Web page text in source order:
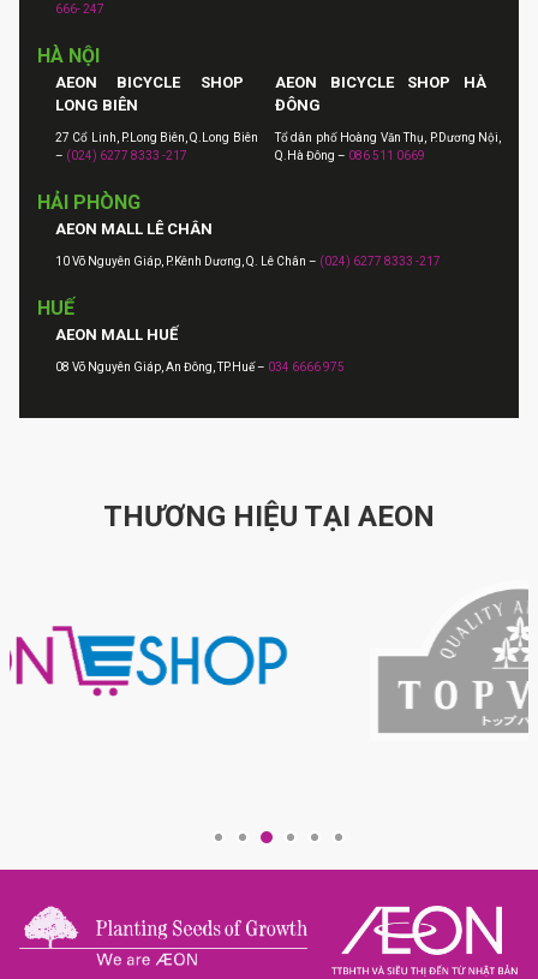
666- 247
HÀ NỘI
AEON BICYCLE SHOP
LONG BIÊN
27 Cổ Linh, P.Long Biên, Q.Long Biên
– (024) 6277 8333 -217
AEON BICYCLE SHOP HÀ
ĐÔNG
Tổ dân phố Hoàng Văn Thụ, P.Dương Nội,
Q.Hà Đông – 086 511 0669
HẢI PHÒNG
AEON MALL LÊ CHÂN
10 Võ Nguyên Giáp, P.Kênh Dương, Q. Lê Chân – (024) 6277 8333 -217
HUẾ
AEON MALL HUẾ
08 Võ Nguyên Giáp, An Đông, TP.Huế – 034 6666 975
THƯƠNG HIỆU TẠI AEON